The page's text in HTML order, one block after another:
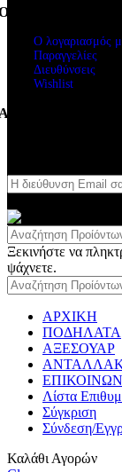
Λογαριασμός μου
Ο λογαριασμός
Παραγγελίες
Διευθύνσεις
Wishlist
μας
Ξεκινήστε να
ψάχνετε.
ΑΡΧΙΚΗ
ΠΟΔΗΛΑΤΑ
ΑΞΕΣΟΥΑΡ
Λίστα
Σύγκριση
Σύνδεση/
Καλάθι Αγορών